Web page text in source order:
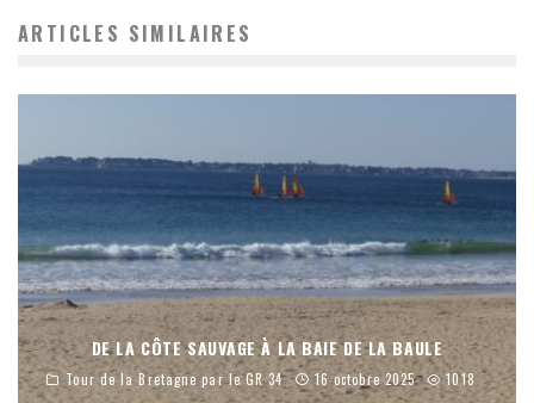
ARTICLES SIMILAIRES
DE LA CÔTE SAUVAGE À LA BAIE DE LA BAULE
Tour de la Bretagne par le GR 34 16 octobre 2025 1018